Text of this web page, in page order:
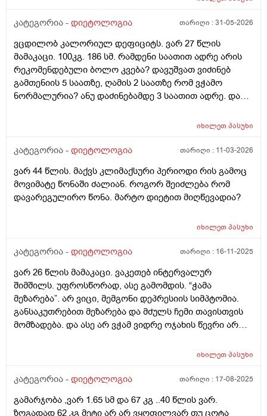
აჩვენებს რომ თავიდან 4კგმდე დავიკელი 3 კვირაში,
ვხედავ სხეულზე, რაზეც, სავარაუდოდ მეტყვით, რომ
4კგ არაფერია რომ 186, 100კგ ადამიანმა შეატყოს მის
თავს. კიბატონო. თუმცა, ვერანაირ პროგრესს ვერ
ვხედავ. ამას წინათაც გესაუბრეთ ამის შესახებ. ჩემს
ცხოვრებაში ასეთი დისციპლინა ამ მხრივ არასდროს
ამოვიღე. მხოლოდ ჯანსაღი კალორიული დეფიციტი.
მივიღო, რომ მხოლოდამხოლოდ ცხიმის ხარჯზე
დავიკლო. ვიკვებები დღეში 3 ჯერ. ყოველდეიური
ძირითადი მენიუ არის 10ც მოხარშული კვერცხის ცილა
და 300გ ქათმის ფილე. შიგადაშიგ პროტეინის
პუდინგი, რომელიც 20გ ცილას შეიცავს და ა.შ -
ქონები. მითხარით, რას ვაკეთებ არასწორად? ვითომ
ვიღვიძებ. საღამოა 10 დან ღამის 3 მდე პერიოდს
ძილში ეომ არ ვატარებ ვითომ მაგაშია საქმე? ანდაც
იმაშია საქმე, რომ ერთბაშად ვჭამ 300გ ფილეს,
ბევრია, ორგანიზმი ვერ გადაამუშავწბს და ცხიმში
გზავნის? არადა უპუროდ ვჭამ და სიგამძღრესაც ვერ
ვგრძნობ დიდად. არ ვიცი არაფერი 1 რამის გარდა,
კატეგორია - დიეტოლოგია თარიღი :31-05-2026
ვცდილობ კალორიულ დეფიციტს. ვარ 27 წლის
მამაკაცი. 100კგ. 186 სმ. რამდენი საათით ადრე არის
რეკომენდებული ბოლო კვება? დავუშვათ ვიძინებ
გამთენიის 5 საათზე, ღამის 2 საათზე რომ ვჭამო
ნორმალურია? ანუ დაძინებამდე 3 საათით ადრე. და
მაინც ხომ დავიკლებ წონაში ასეთი რიტმით?იხილეთპასუხი
კატეგორია - დიეტოლოგია თარიღი : 11-03-2026
ვარ 44 წლის. მაქვს კლიმაქსური პერიოდი რის გამოც
მოვიმატე წონაში ძალიან. როგორ შეიძლება რომ
დავარეგულირო წონა. მარტო დიეტით მიღწევადია?
იხილეთპასუხი
კატეგორია - დიეტოლოგია თარიღი : 16-11-2025
ვარ 26 წლის მამაკაცი. ვაკეთებ ინტერვალურ
შიმშილს. უფროსწორად, ასე გამომდის. “ჭამა
მეზარება”. არ ვიცი, მემგონი დეპრესიის სიმპტომია.
განსაკუთრებით მეზარება და მძულს ჩემი თავისთვის
მომზადება. და ასე არ ვჭამ ვიდრე ოჯახის წევრი არ
მშიერი ვარ. ხან უფრო მერემდეც. ხანდახან დღეში 1
კუჭის ტკივილი. თუკი მშიერი ვარ კუჭი მტკივა და
მომისმენია მსგავსი რამ. მე ვიცი, რომ როცა შიათ -
იხილეთპასუხი
კატეგორია - დიეტოლოგია თარიღი : 17-08-2025
გამარჯობა ,ვარ 1.65 სმ და 67 კგ ..40 წლის ვარ.
ზოგადად 62 კგ მეტი არ არ ვყოფილვარ თუ ცოტა